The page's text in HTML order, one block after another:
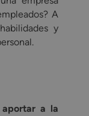
A
y
aportar a la